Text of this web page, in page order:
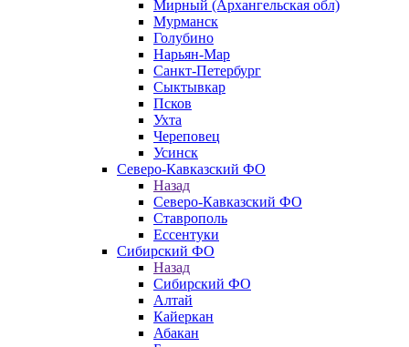
Мирный (Архангельская обл)
Мурманск
Голубино
Нарьян-Мар
Санкт-Петербург
Сыктывкар
Псков
Ухта
Череповец
Усинск
Северо-Кавказский ФО
Назад
Северо-Кавказский ФО
Ставрополь
Ессентуки
Сибирский ФО
Назад
Сибирский ФО
Алтай
Кайеркан
Абакан